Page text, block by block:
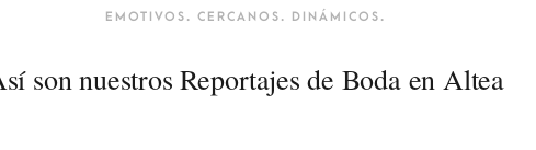
EMOTIVOS. CERCANOS. DINÁMICOS.
son nuestros Reportajes de Boda en Altea